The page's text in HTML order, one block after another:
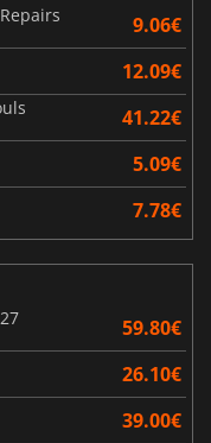
9.06€
12.09€
41.22€
5.09€
7.78€
59.80€
26.10€
39.00€